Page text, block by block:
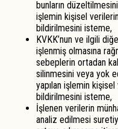
bunların
işlemin kişisel
bildirilmesini isteme,
KVKK’nun ve ilgili
işlenmiş olmasına
sebeplerin ortadan
silinmesini veya yok
yapılan işlemin kişisel
bildirilmesini isteme,
İşlenen verilerin
analiz edilmesi